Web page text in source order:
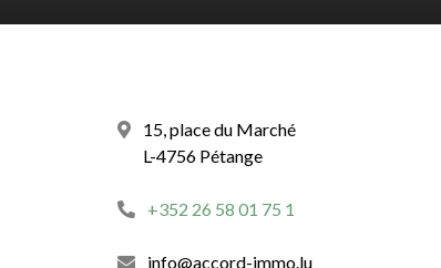
15, place du Marché
L-4756 Pétange
+352 26 58 01 75 1
info@accord-immo.lu